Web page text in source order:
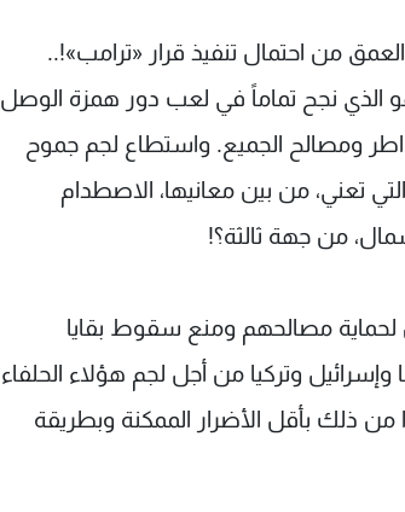
من احتمال تنفيذ قرار «ترامب»!..
وهو الذي نجح تماماً في لعب دور همزة الوصل
ومصالح الجميع. واستطاع لجم جموح
تعني، من بين معانيها، الاصطدام
من جهة ثالثة؟!
لحماية مصالحهم ومنع سقوط بقايا
وتركيا من أجل لجم هؤلاء الحلفاء
ذلك بأقل الأضرار الممكنة وبطريقة